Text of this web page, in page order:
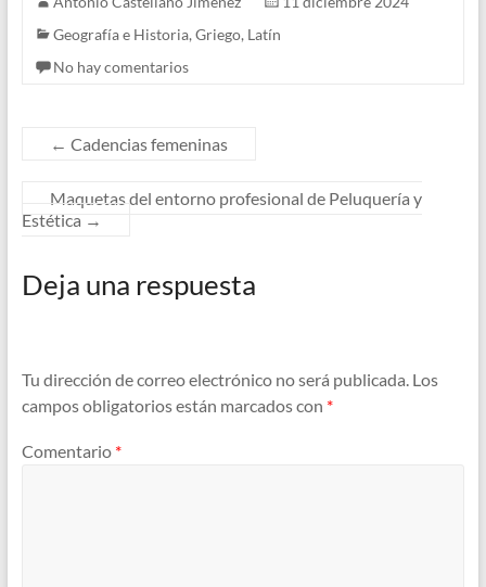
Geografía e Historia, Griego, Latín
No hay comentarios
← Cadencias femeninas
Maquetas del entorno profesional de Peluquería y
Estética →
Deja una respuesta
Tu dirección de correo electrónico no será publicada. Los
campos obligatorios están marcados con *
Comentario *